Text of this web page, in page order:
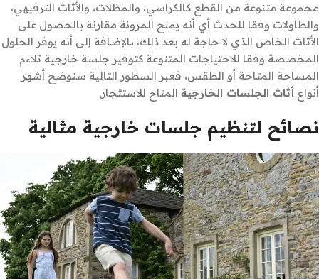
مجموعة متنوعة من القطع كالكراسي، والمظلات، والأثاث الترفيهي،
والطاولات وفقا للحدث أي أنه يمنح المرونة مقارنة بالحصول على
الأثاث الخاص الذي لا حاجة له بعد ذلك، بالإضافة إلى أنه يوفر الحلول
المخصصة وفقا للاحتياجات المتنوعة كتوفير جلسة خارجية تلاءم
المساحة المتاحة أو الطقس، فعبر السطور التالية سنوضح أشهر
أنواع أثاث الجلسات الخارجية المتاح للاستئجار.
نصائح لتنظيم جلسات خارجية مثالية